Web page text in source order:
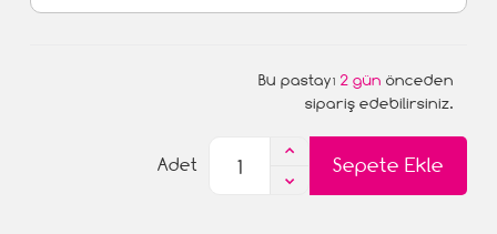
Bu pastayı 2 gün önceden
sipariş edebilirsiniz.
Sepete Ekle
Adet